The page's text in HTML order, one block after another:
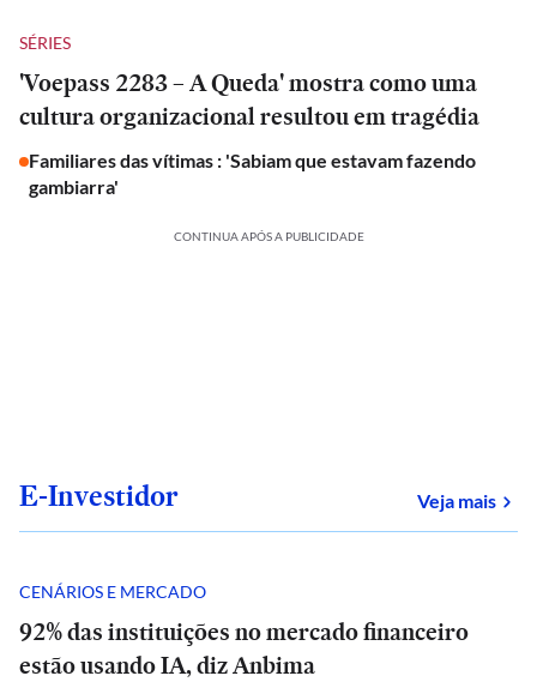
SÉRIES
'Voepass 2283 – A Queda' mostra como uma
cultura organizacional resultou em tragédia
Familiares das vítimas : 'Sabiam que estavam fazendo
gambiarra'
CONTINUA APÓS A PUBLICIDADE
E-Investidor Veja mais
CENÁRIOS E MERCADO
92% das instituições no mercado financeiro
estão usando IA, diz Anbima